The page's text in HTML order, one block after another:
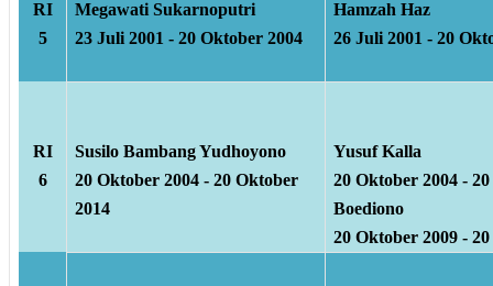
RI
5
Megawati Sukarnoputri
23 Juli 2001 - 20 Oktober 2004
Hamzah Haz
26 Juli 2001 - 20
RI
6
Susilo Bambang Yudhoyono
20 Oktober 2004 - 20 Oktober
2014
Yusuf Kalla
20 Oktober 2004 -
Boediono
20 Oktober 2009 -